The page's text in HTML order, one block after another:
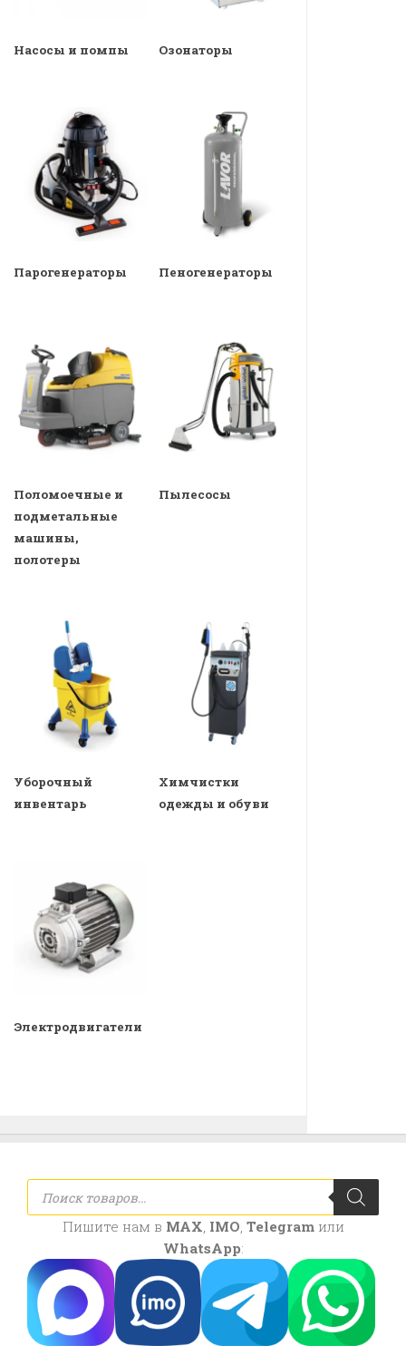
Насосы и помпы Озонаторы
Парогенераторы Пеногенераторы
Поломоечные и
подметальные
машины,
полотеры
Пылесосы
Уборочный
инвентарь
Химчистки
одежды и обуви
Электродвигатели
Поиск
товаров
Пишите нам в MAX, IMO, Telegramили
WhatsApp: